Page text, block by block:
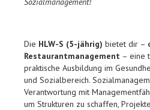
Die HLW-S (5-jährig) bietet dir –
Restaurantmanagement – eine
praktische Ausbildung im
und Sozialbereich.
Verantwortung mit
um Strukturen zu schaffen,